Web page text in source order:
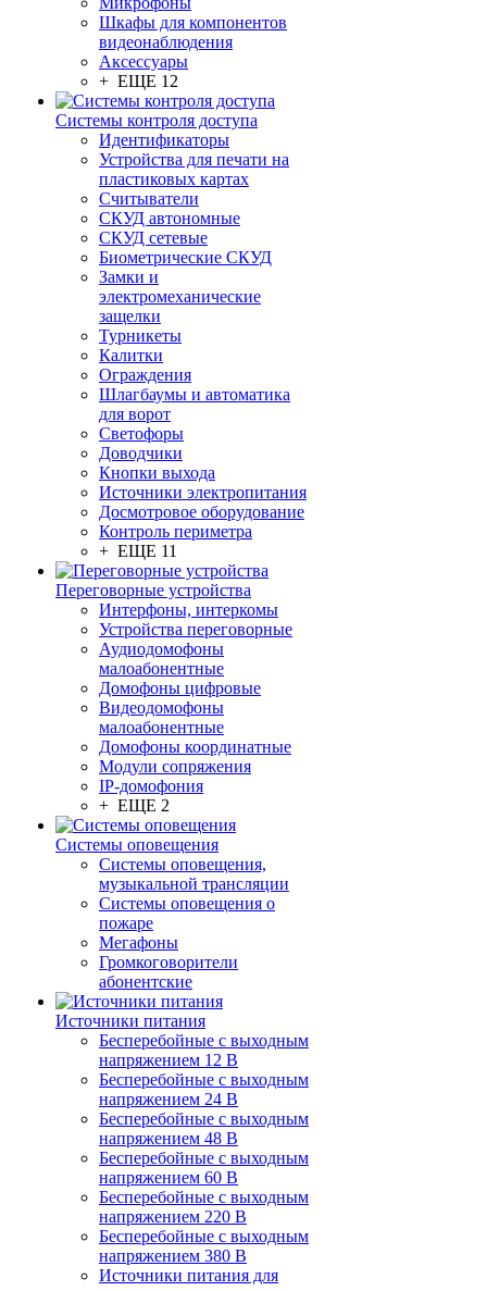
Шкафы для компонентов
видеонаблюдения
Аксессуары
+ ЕЩЕ 12
Системы контроля доступа
Идентификаторы
Устройства для печати на
пластиковых картах
Считыватели
СКУД автономные
СКУД сетевые
Биометрические СКУД
Замки и
электромеханические
защелки
Турникеты
Калитки
Ограждения
Шлагбаумы и автоматика
для ворот
Светофоры
Доводчики
Кнопки выхода
Источники электропитания
Досмотровое оборудование
Контроль периметра
+ ЕЩЕ 11
Переговорные устройства
Интерфоны, интеркомы
Устройства переговорные
Аудиодомофоны
малоабонентные
Домофоны цифровые
Видеодомофоны
малоабонентные
Домофоны координатные
Модули сопряжения
IP-домофония
+ ЕЩЕ 2
Системы оповещения
Системы оповещения,
музыкальной трансляции
Системы оповещения о
пожаре
Мегафоны
Громкоговорители
абонентские
Источники питания
Бесперебойные с выходным
напряжением 12 В
Бесперебойные с выходным
напряжением 24 В
Бесперебойные с выходным
напряжением 48 В
Бесперебойные с выходным
напряжением 60 В
Бесперебойные с выходным
напряжением 220 В
Бесперебойные с выходным
напряжением 380 В
Источники питания для